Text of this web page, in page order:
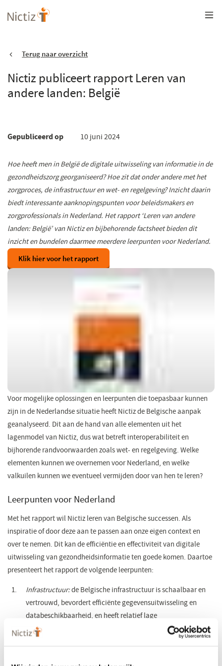
Overslaan
en
gaanTerug naar overzicht
Nictiz publiceert rapport Leren van
andere landen: België
Gepubliceerd op 10 juni 2024
Hoe heeft men in België de digitale uitwisseling van informatie in de
gezondheidszorg georganiseerd? Hoe zit dat onder andere met het
zorgproces, de infrastructuur en wet- en regelgeving? Inzicht daarin
biedt interessante aanknopingspunten voor beleidsmakers en
zorgprofessionals in Nederland. Het rapport ‘Leren van andere
landen: België’ van Nictiz en bijbehorende factsheet bieden dit
inzicht en bundelen daarmee meerdere leerpunten voor Nederland.
Klik hier voor het rapport
Voor mogelijke oplossingen en leerpunten die toepasbaar kunnen
zijn in de Nederlandse situatie heeft Nictiz de Belgische aanpak
geanalyseerd. Dit aan de hand van alle elementen uit het
lagenmodel van Nictiz, dus wat betreft interoperabiliteit en
bijhorende randvoorwaarden zoals wet- en regelgeving. Welke
elementen kunnen we overnemen voor Nederland, en welke
valkuilen kunnen we eventueel vermijden door van hen te leren?
Leerpunten voor Nederland
Met het rapport wil Nictiz leren van Belgische successen. Als
inspiratie of door deze aan te passen aan onze eigen context en
over te nemen. Dit kan de efficiëntie en effectiviteit van digitale
uitwisseling van gezondheidsinformatie ten goede komen. Daartoe
presenteert het rapport de volgende leerpunten:
Infrastructuur:de Belgische infrastructuur is schaalbaar en
vertrouwd, bevordert efficiënte gegevensuitwisseling en
databeschikbaarheid, en heeft relatief lage
ontwikkelingskosten. Het eHealth-platform werkt als een
centraal knooppunt dat verschillende regionale knooppunten